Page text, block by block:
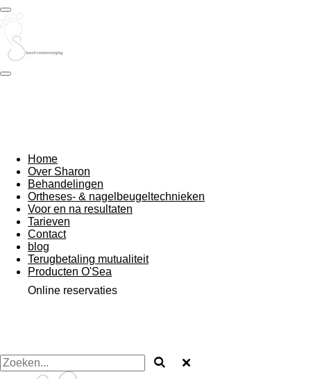
Ga
direct
naar
de
hoofdinhoud
Home
Over Sharon
Behandelingen
Ortheses- & nagelbeugeltechnieken
Voor en na resultaten
Tarieven
Contact
blog
Terugbetaling mutualiteit
Producten O'Sea
Online reservaties